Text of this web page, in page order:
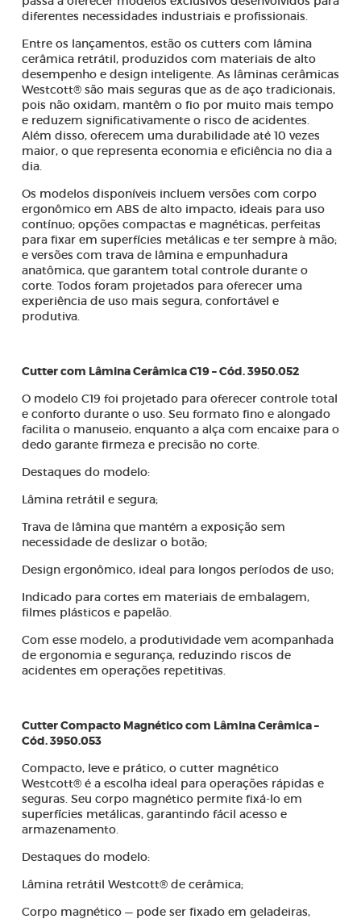
diferentes necessidades industriais e profissionais.
Entre os lançamentos, estão os cutters com lâmina
cerâmica retrátil, produzidos com materiais de alto
desempenho e design inteligente. As lâminas cerâmicas
Westcott® são mais seguras que as de aço tradicionais,
pois não oxidam, mantêm o fio por muito mais tempo
e reduzem significativamente o risco de acidentes.
Além disso, oferecem uma durabilidade até 10 vezes
maior, o que representa economia e eficiência no dia a
dia.
Os modelos disponíveis incluem versões com corpo
ergonômico em ABS de alto impacto, ideais para uso
contínuo; opções compactas e magnéticas, perfeitas
para fixar em superfícies metálicas e ter sempre à mão;
e versões com trava de lâmina e empunhadura
anatômica, que garantem total controle durante o
corte. Todos foram projetados para oferecer uma
experiência de uso mais segura, confortável e
produtiva.
Cutter com Lâmina Cerâmica C19 – Cód. 3950.052
O modelo C19 foi projetado para oferecer controle total
e conforto durante o uso. Seu formato fino e alongado
facilita o manuseio, enquanto a alça com encaixe para o
dedo garante firmeza e precisão no corte.
Destaques do modelo:
Lâmina retrátil e segura;
Trava de lâmina que mantém a exposição sem
necessidade de deslizar o botão;
Design ergonômico, ideal para longos períodos de uso;
Indicado para cortes em materiais de embalagem,
filmes plásticos e papelão.
Com esse modelo, a produtividade vem acompanhada
de ergonomia e segurança, reduzindo riscos de
acidentes em operações repetitivas.
Cutter Compacto Magnético com Lâmina Cerâmica –
Cód. 3950.053
Compacto, leve e prático, o cutter magnético
Westcott® é a escolha ideal para operações rápidas e
seguras. Seu corpo magnético permite fixá-lo em
superfícies metálicas, garantindo fácil acesso e
armazenamento.
Destaques do modelo:
Lâmina retrátil Westcott® de cerâmica;
Corpo magnético — pode ser fixado em geladeiras,